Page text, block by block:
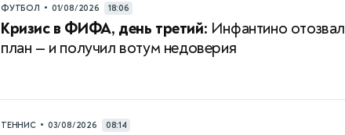
ФУТБОЛ • 01/08/2026 18:06
Кризис в ФИФА, день третий: Инфантино отозвал
план — и получил вотум недоверия
ТЕННИС • 03/08/2026 08:14